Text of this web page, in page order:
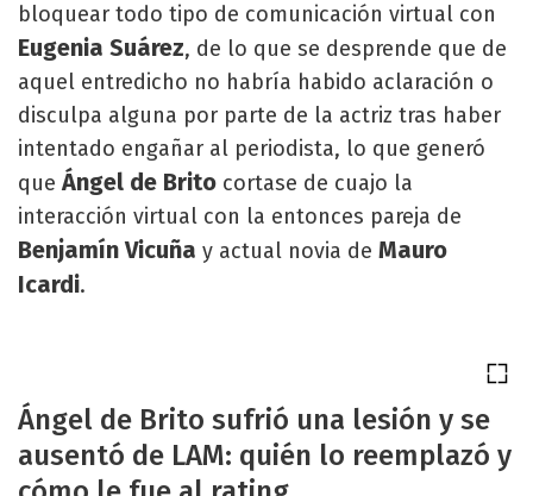
bloquear todo tipo de comunicación virtual con
Eugenia Suárez, de lo que se desprende que de
aquel entredicho no habría habido aclaración o
disculpa alguna por parte de la actriz tras haber
intentado engañar al periodista, lo que generó
queÁngel de Brito cortase de cuajo la
interacción virtual con la entonces pareja de
Benjamín Vicuña y actual novia de Mauro
Icardi.
Ángel de Brito sufrió una lesión y se
ausentó de LAM: quién lo reemplazó y